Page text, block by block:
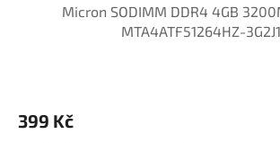
Micron SODIMM DDR4 4GB
MTA4ATF51264HZ-3G2J1
399 Kč